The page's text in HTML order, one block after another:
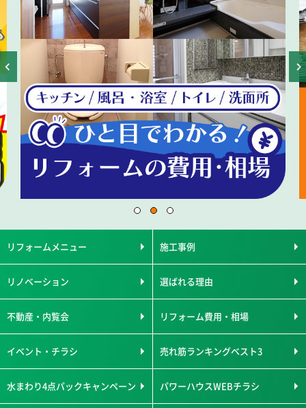
リフォームメニュー 施工事例
リノベーション 選ばれる理由
不動産・内覧会 リフォーム費用・相場
イベント・チラシ 売れ筋ランキングベスト3
水まわり4点パックキャンペーン パワーハウスWEBチラシ